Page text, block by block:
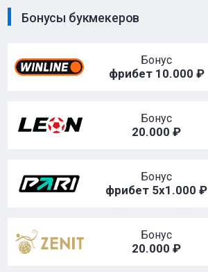
Бонусы букмекеров
Бонус
фрибет 10.000 ₽
Бонус
20.000 ₽
Бонус
фрибет 5х1.000 ₽
Бонус
20.000 ₽